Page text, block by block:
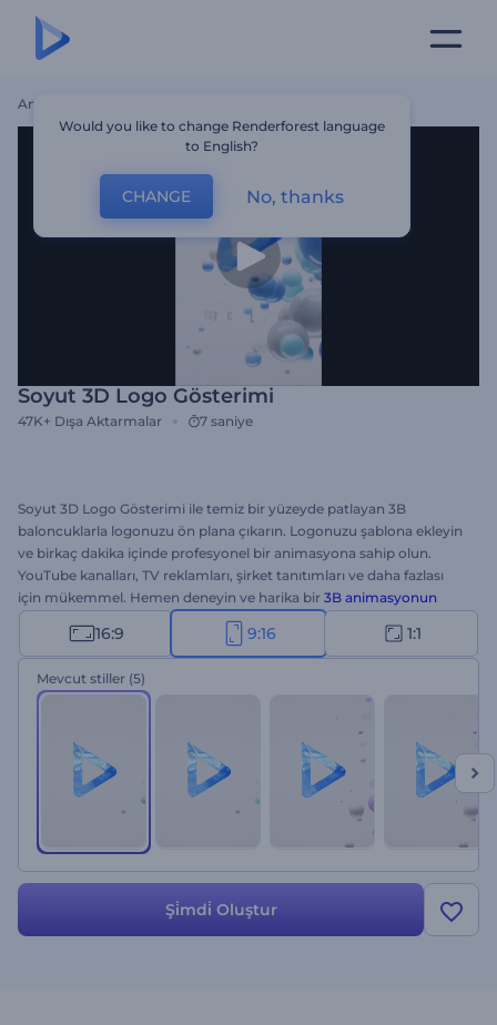
Ana Sayfa
Soyut 3D Logo Gösterimi
47K+ Dışa Aktarmalar 7 saniye
Soyut 3D Logo Gösterimi ile temiz bir yüzeyde patlayan 3B
baloncuklarla logonuzu ön plana çıkarın. Logonuzu şablona ekleyin
ve birkaç dakika içinde profesyonel bir animasyona sahip olun.
YouTube kanalları, TV reklamları, şirket tanıtımları ve daha fazlası
için mükemmel. Hemen deneyin ve harika bir 3B animasyonun
16:9 9:16 1:1
Mevcut stiller (5)
Şi̇mdi̇ Oluştur
Would you like to change Renderforest language
to English?
CHANGE No, thanks